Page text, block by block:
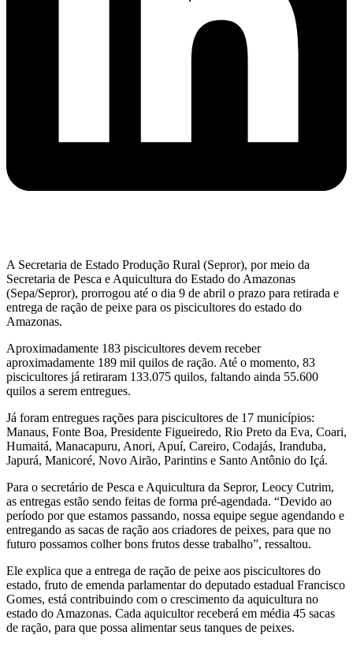
A Secretaria de Estado Produção Rural (Sepror), por meio da
Secretaria de Pesca e Aquicultura do Estado do Amazonas
(Sepa/Sepror), prorrogou até o dia 9 de abril o prazo para retirada e
entrega de ração de peixe para os piscicultores do estado do
Amazonas.
Aproximadamente 183 piscicultores devem receber
aproximadamente 189 mil quilos de ração. Até o momento, 83
piscicultores já retiraram 133.075 quilos, faltando ainda 55.600
quilos a serem entregues.
Já foram entregues rações para piscicultores de 17 municípios:
Manaus, Fonte Boa, Presidente Figueiredo, Rio Preto da Eva, Coari,
Humaitá, Manacapuru, Anori, Apuí, Careiro, Codajás, Iranduba,
Japurá, Manicoré, Novo Airão, Parintins e Santo Antônio do Içá.
Para o secretário de Pesca e Aquicultura da Sepror, Leocy Cutrim,
as entregas estão sendo feitas de forma pré-agendada. “Devido ao
período por que estamos passando, nossa equipe segue agendando e
entregando as sacas de ração aos criadores de peixes, para que no
futuro possamos colher bons frutos desse trabalho”, ressaltou.
Ele explica que a entrega de ração de peixe aos piscicultores do
estado, fruto de emenda parlamentar do deputado estadual Francisco
Gomes, está contribuindo com o crescimento da aquicultura no
estado do Amazonas. Cada aquicultor receberá em média 45 sacas
de ração, para que possa alimentar seus tanques de peixes.